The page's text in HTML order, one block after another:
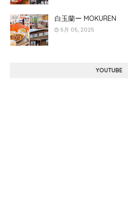
白玉蘭ー MOKUREN
5月 05, 2025
YOUTUBE